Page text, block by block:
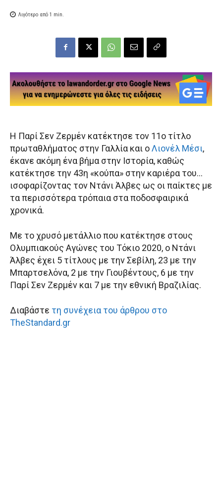
Λιγότερο από 1 min.
Η Παρί Σεν Ζερμέν κατέκτησε τον 11ο τίτλο
πρωταθλήματος στην Γαλλία και οΛιονέλ Μέσι,
έκανε ακόμη ένα βήμα στην Ιστορία, καθώς
κατέκτησε την 43η «κούπα» στην καριέρα του…
ισοφαρίζοντας τον Ντάνι Άλβες ως οι παίκτες με
τα περισσότερα τρόπαια στα ποδοσφαιρικά
χρονικά.
Με το χρυσό μετάλλιο που κατέκτησε στους
Ολυμπιακούς Αγώνες του Τόκιο 2020, ο Ντάνι
Άλβες έχει 5 τίτλους με την Σεβίλη, 23 με την
Μπαρτσελόνα, 2 με την Γιουβέντους, 6 με την
Παρί Σεν Ζερμέν και 7 με την εθνική Βραζιλίας.
Διαβάστε τη συνέχεια του άρθρου στο
TheStandard.gr